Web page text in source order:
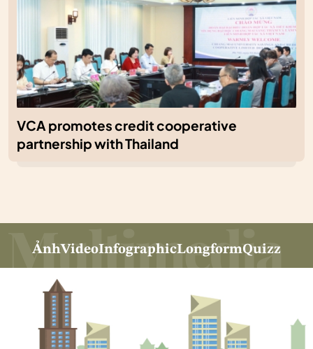
VCA promotes credit cooperative
partnership with Thailand
ẢnhVideoInfographicLongformQuizz